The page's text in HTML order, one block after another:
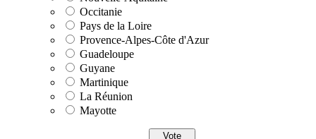
Occitanie
Pays de la Loire
Provence-Alpes-Côte d'Azur
Guadeloupe
Guyane
Martinique
La Réunion
Mayotte